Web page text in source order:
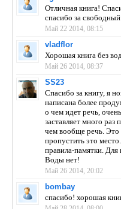
Отличная книга!
спасибо за
Май 22 2014, 08:15
vladflor
Хорошая книга без
Май 26 2014, 08:37
SS23
Спасибо за книгу, я
написана более
о чем идет речь,
заставляет много
чем вообще речь. Это
пропустить это
правила-памятки. Для
Воды нет!
Май 26 2014, 20:02
bombay
спасибо! хорошая